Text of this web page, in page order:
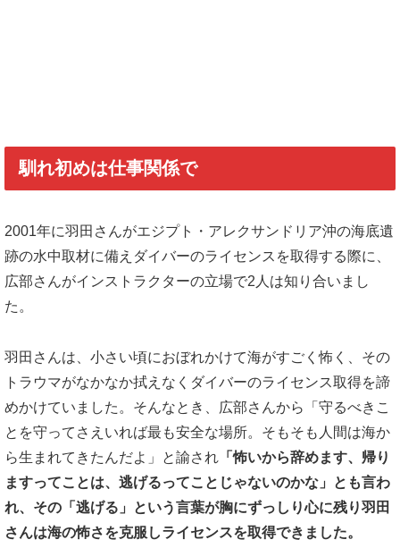
馴れ初めは仕事関係で
2001年に羽田さんがエジプト・アレクサンドリア沖の海底遺
跡の水中取材に備えダイバーのライセンスを取得する際に、
広部さんがインストラクターの立場で2人は知り合いまし
た。
羽田さんは、小さい頃におぼれかけて海がすごく怖く、その
トラウマがなかなか拭えなくダイバーのライセンス取得を諦
めかけていました。そんなとき、広部さんから「守るべきこ
とを守ってさえいれば最も安全な場所。そもそも人間は海か
ら生まれてきたんだよ」と諭され 「怖いから辞めます、帰り
ますってことは、逃げるってことじゃないのかな」とも言わ
れ、その「逃げる」という言葉が胸にずっしり心に残り羽田
さんは海の怖さを克服しライセンスを取得できました。